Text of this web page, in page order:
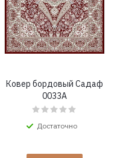
Ковер бордовый Садаф
0033A
Достаточно